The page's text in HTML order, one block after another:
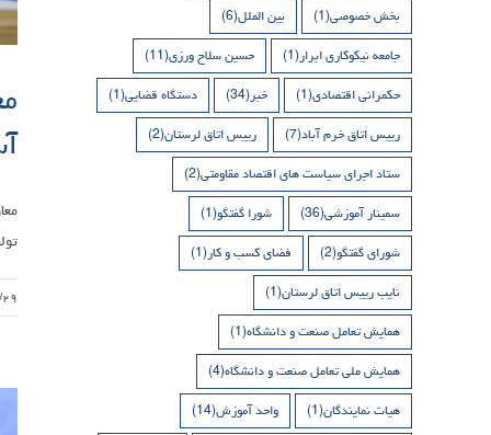
بخش خصوصی(1) بین الملل(6)
جامعه نیکوکاری ابرار(1) حسین سلاح ورزی(11)
حکمرانی اقتصادی(1) خبر(34) دستگاه قضایی(1)
رییس اتاق خرم آباد(7) رییس اتاق لرستان(2)
ستاد اجرای سیاست های اقتصاد مقاومتی(2)
سمینار آموزشی(36) شورا گفتگو(1)
شورای گفتگو(2) فضای کسب و کار(1)
نایب رییس اتاق لرستان(1)
همایش تعامل صنعت و دانشگاه(1)
همایش ملی تعامل صنعت و دانشگاه(4)
هیات نمایندگان(1) واحد آموزش(14)